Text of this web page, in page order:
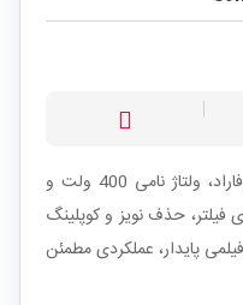
این خازن پلی‌استر با ظرفیت 39 نانوفاراد، ولتاژ نامی 400 ولت و
فیلتر، حذف نویز و کوپلینگ
پایدار، عملکردی مطمئن